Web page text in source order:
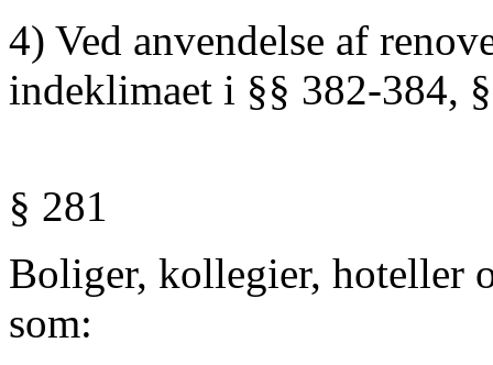
4) Ved anvendelse af
indeklimaet i §§ 382-384,
§ 281
Boliger, kollegier, hoteller
som: